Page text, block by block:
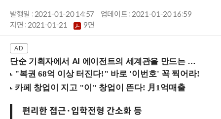
발행일 : 2021-01-20 14:57
업데이트 : 2021-01-20 16:59
지면 :2021-01-21 9면
단순 기획자에서 AI 에이전트의 세계관을 만드는 지식 설계자로.. (8/20 강남역)
편리한 접근·입학전형 간소화 등